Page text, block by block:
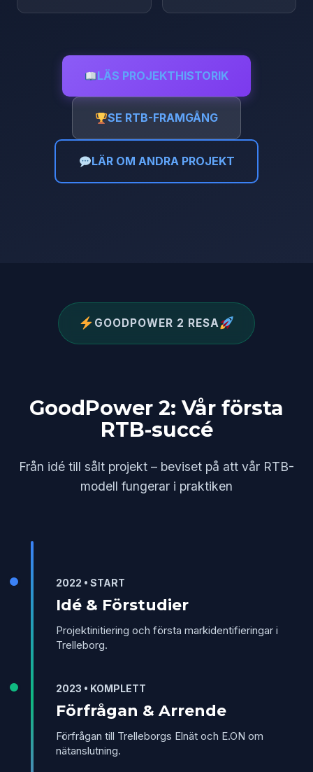
LÄS PROJEKTHISTORIK
SE RTB-FRAMGÅNG
LÄR OM ANDRA PROJEKT
GOODPOWER 2 RESA
GoodPower 2: Vår första
RTB-succé
Från idé till sålt projekt – beviset på att vår RTB-
modell fungerar i praktiken
2022 • START
Idé & Förstudier
Projektinitiering och första markidentifieringar i
Trelleborg.
2023 • KOMPLETT
Förfrågan & Arrende
Förfrågan till Trelleborgs Elnät och E.ON om
nätanslutning.